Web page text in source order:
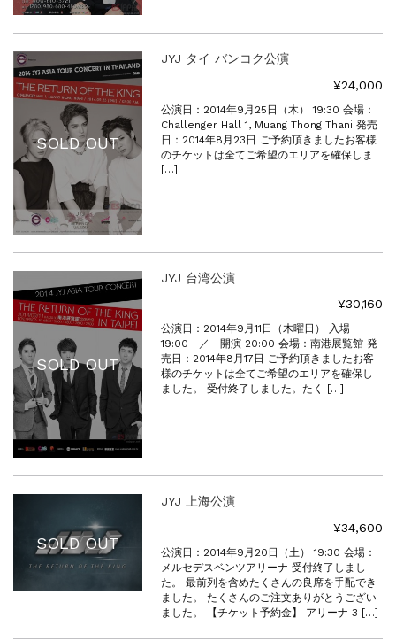
SOLD OUT
JYJ タイ バンコク公演
¥24,000
公演日：2014年9月25日（木） 19:30 会場：
Challenger Hall 1, Muang Thong Thani 発売
日：2014年8月23日 ご予約頂きましたお客様
のチケットは全てご希望のエリアを確保しま
[…]
SOLD OUT
JYJ 台湾公演
¥30,160
公演日：2014年9月11日（木曜日） 入場
19:00 ／ 開演 20:00 会場：南港展覧館 発
売日：2014年8月17日 ご予約頂きましたお客
様のチケットは全てご希望のエリアを確保し
ました。 受付終了しました。たく […]
SOLD OUT
JYJ 上海公演
¥34,600
公演日：2014年9月20日（土） 19:30 会場：
メルセデスベンツアリーナ 受付終了しまし
た。 最前列を含めたくさんの良席を手配でき
ました。 たくさんのご注文ありがとうござい
ました。 【チケット予約金】 アリーナ 3 […]